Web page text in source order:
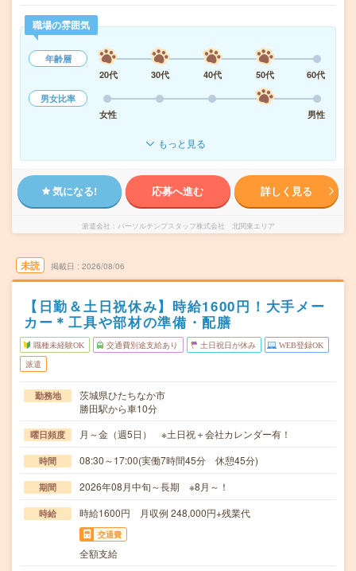
職場の雰囲気
年齢層
20代
30代 40代 50代
60代
男女比率
女性
男性
もっと見る
気になる! 応募へ進む 詳しく見る
派遣会社 パーソルテンプスタッフ株式会社 北関東エリア
未読 掲載日 2026/08/06
【日勤＆土日祝休み】時給1600円！大手メー
カー＊工具や部材の準備・配膳
職種未経験OK 交通費別途支給あり 土日祝日が休み WEB登録OK
派遣
勤務地
茨城県ひたちなか市
勝田駅から車10分
曜日頻度 月～金（週5日） ※土日祝＋会社カレンダー有！
時間 08:30～17:00(実働7時間45分 休憩45分)
期間 2026年08月中旬～長期 ※8月～！
時給 時給1600円 月収例 248,000円+残業代
交通費
全額支給